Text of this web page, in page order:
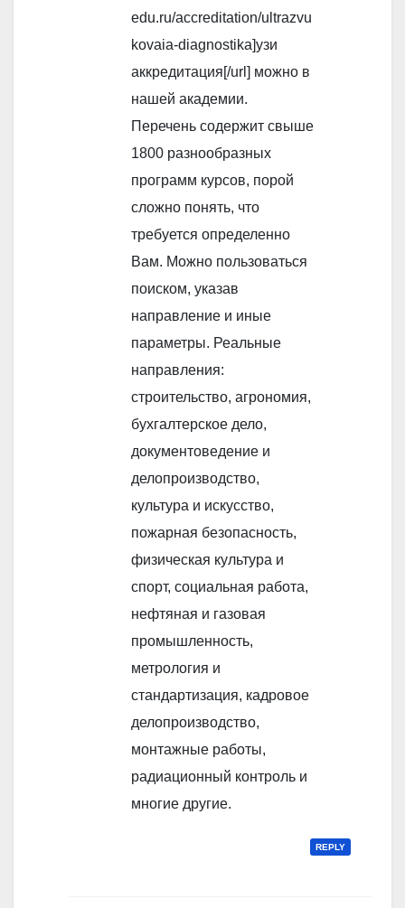
edu.ru/accreditation/ultrazvu
kovaia-diagnostika]узи
аккредитация[/url] можно в
нашей академии.
Перечень содержит свыше
1800 разнообразных
программ курсов, порой
сложно понять, что
требуется определенно
Вам. Можно пользоваться
поиском, указав
направление и иные
параметры. Реальные
направления:
строительство, агрономия,
бухгалтерское дело,
документоведение и
делопроизводство,
культура и искусство,
пожарная безопасность,
физическая культура и
спорт, социальная работа,
нефтяная и газовая
промышленность,
метрология и
стандартизация, кадровое
делопроизводство,
монтажные работы,
радиационный контроль и
многие другие.
REPLY